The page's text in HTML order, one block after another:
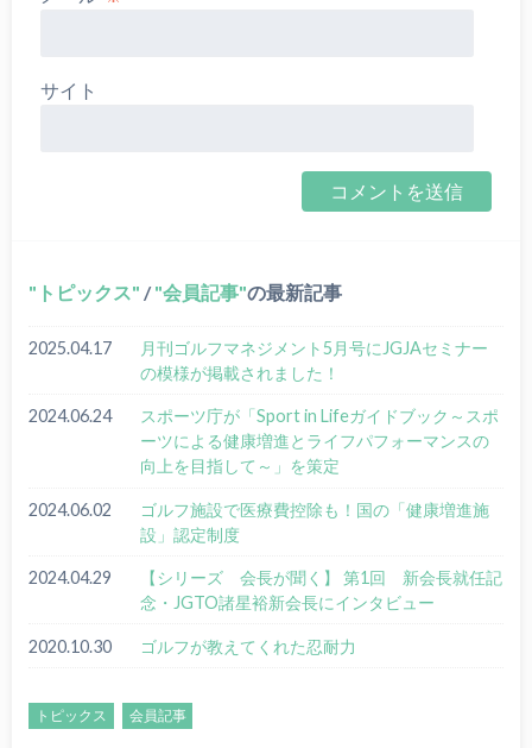
サイト
トピックス / 会員記事 の最新記事
2025.04.17
月刊ゴルフマネジメント5月号にJGJAセミナー
の模様が掲載されました！
2024.06.24
スポーツ庁が「Sport in Lifeガイドブック～スポ
ーツによる健康増進とライフパフォーマンスの
向上を目指して～」を策定
2024.06.02
ゴルフ施設で医療費控除も！国の「健康増進施
設」認定制度
2024.04.29
【シリーズ 会長が聞く】 第1回 新会長就任記
念・JGTO諸星裕新会長にインタビュー
2020.10.30 ゴルフが教えてくれた忍耐力
トピックス 会員記事